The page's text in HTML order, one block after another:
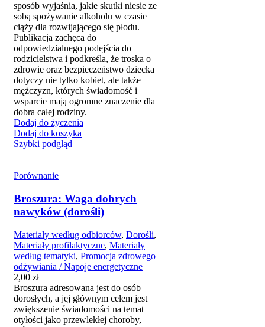
sposób wyjaśnia, jakie skutki niesie ze
sobą spożywanie alkoholu w czasie
ciąży dla rozwijającego się płodu.
Publikacja zachęca do
odpowiedzialnego podejścia do
rodzicielstwa i podkreśla, że troska o
zdrowie oraz bezpieczeństwo dziecka
dotyczy nie tylko kobiet, ale także
mężczyzn, których świadomość i
wsparcie mają ogromne znaczenie dla
dobra całej rodziny.
Dodaj do życzenia
Dodaj do koszyka
Szybki podgląd
Porównanie
Broszura: Waga dobrych
nawyków (dorośli)
Materiały według odbiorców, Dorośli,
Materiały profilaktyczne, Materiały
według tematyki, Promocja zdrowego
odżywiania / Napoje energetyczne
2,00 zł
Broszura adresowana jest do osób
dorosłych, a jej głównym celem jest
zwiększenie świadomości na temat
otyłości jako przewlekłej choroby,